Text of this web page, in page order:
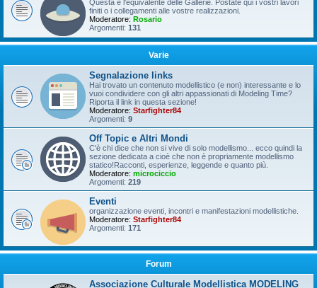
Questa è l'equivalente delle Gallerie. Postate qui i vostri lavori
finiti o i collegamenti alle vostre realizzazioni.
Moderatore: Rosario
Argomenti: 131
Varie
Segnalazione links
Hai trovato un contenuto modellistico (e non) interessante e lo
vuoi condividere con gli altri appassionati di Modeling Time?
Riporta il link in questa sezione!
Moderatore: Starfighter84
Argomenti: 9
Off Topic e Altri Mondi
C'è chi dice che non si vive di solo modellismo... ecco quindi la
sezione dedicata a cioè che non è propriamente modellismo
statico!Racconti, esperienze, leggende e quanto più.
Moderatore: microciccio
Argomenti: 219
Eventi
organizzazione eventi, incontri e manifestazioni modellistiche.
Moderatore: Starfighter84
Argomenti: 171
Forum
Associazione Culturale Modellistica MODELING